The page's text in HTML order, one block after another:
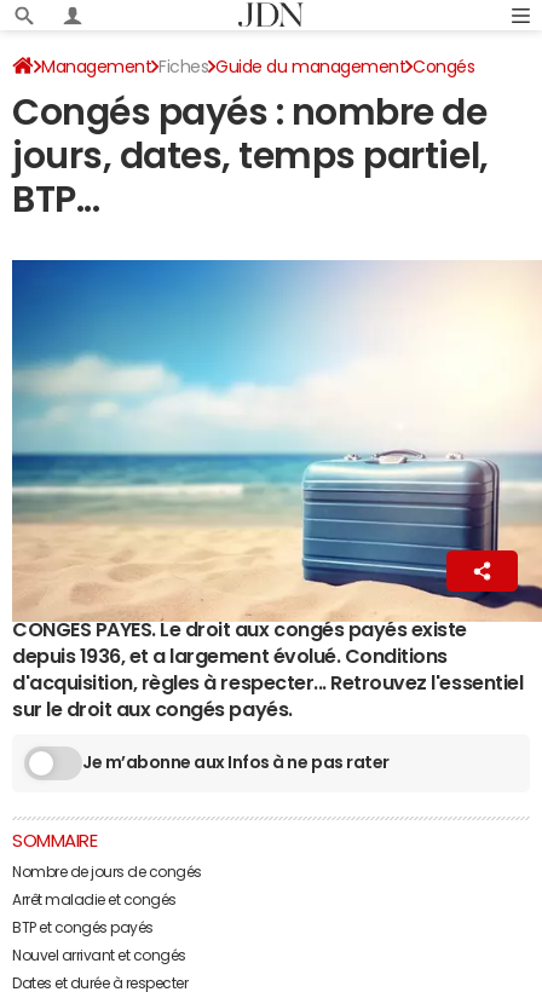
Management Fiches Guide du management Congés
Congés payés : nombre de
jours, dates, temps partiel,
BTP...
Ingrid Pilard
25 septembre 2023 17:59
CONGES PAYES. Le droit aux congés payés existe
depuis 1936, et a largement évolué. Conditions
d'acquisition, règles à respecter... Retrouvez l'essentiel
sur le droit aux congés payés.
Je m’abonne aux Infos à ne pas rater
SOMMAIRE
Nombre de jours de congés
Arrêt maladie et congés
BTP et congés payés
Nouvel arrivant et congés
Dates et durée à respecter